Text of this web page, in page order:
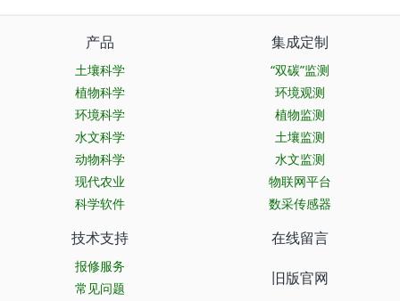
产品
土壤科学
植物科学
环境科学
水文科学
动物科学
现代农业
科学软件
集成定制
“双碳”监测
环境观测
植物监测
土壤监测
水文监测
物联网平台
数采传感器
技术支持
报修服务
常见问题
在线留言
旧版官网